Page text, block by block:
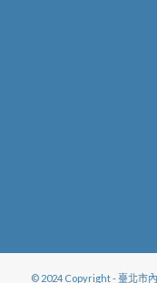
© 2024 Copyright - 臺北市